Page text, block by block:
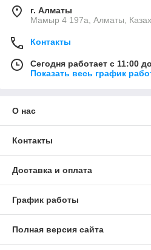
г. Алматы
Мамыр 4 197а, Алматы,
Контакты
Сегодня работает с 11:00
Показать весь график
О нас
Контакты
Доставка и оплата
График работы
Полная версия сайта